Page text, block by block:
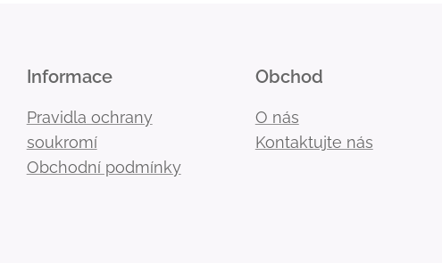
Informace
Pravidla ochrany
soukromí
Obchodní podmínky
Obchod
O nás
Kontaktujte nás